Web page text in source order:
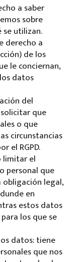
a saber
sobre
se utilizan.
derecho a
de los
le conciernan,
datos
del
que
o que
circunstancias
el RGPD.
limitar el
personal que
obligación legal,
en
estos datos
los que se
datos: tiene
que nos